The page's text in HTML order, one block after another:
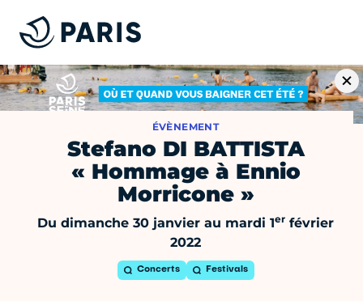
ÉVÈNEMENT
Stefano DI BATTISTA
« Hommage à Ennio
Morricone »
Du dimanche 30 janvier au mardi 1er février
2022
Concerts Festivals